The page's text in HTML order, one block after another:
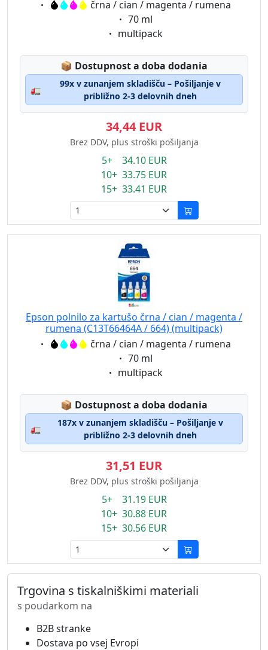
Eigenschaft:črna / cian / magenta / rumena
Eigenschaft:
70 ml
Eigenschaft:
multipack
📦 Lagerstatus:
Dostupnost a doba dodania
🚛
99x v zunanjem skladišču – Pošiljanje v
približno 2-3 delovnih dneh
34,44 EUR
Brez DDV, plus stroški pošiljanja
5+ 34.10 EUR
10+ 33.75 EUR
15+ 33.41 EUR
Epson polnilo za kartušo črna / cian / magenta /
rumena (C13T66464A / 664) (multipack)
Eigenschaft:črna / cian / magenta / rumena
Eigenschaft:
70 ml
Eigenschaft:
multipack
📦 Lagerstatus:
Dostupnost a doba dodania
🚛
187x v zunanjem skladišču – Pošiljanje v
približno 2-3 delovnih dneh
31,51 EUR
Brez DDV, plus stroški pošiljanja
5+ 31.19 EUR
10+ 30.88 EUR
15+ 30.56 EUR
Trgovina s tiskalniškimi materiali
s poudarkom na
B2B stranke
Dostava po vsej Evropi